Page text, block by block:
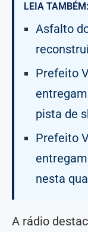
LEIA TAMBÉM:
Asfalto
Prefeito
pista de
Prefeito
nesta
A rádio